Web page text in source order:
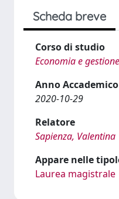
Scheda breve
Corso di studio
Economia e
Anno Accademico
2020-10-29
Relatore
Sapienza, Valentina
Appare nelle
Laurea magistrale